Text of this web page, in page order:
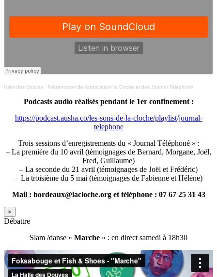
Halle des Douves · Présentation de l’association la Cloche et des Journal Téléphoné
Podcasts audio réalisés pendant le 1er confinement :
https://podcast.ausha.co/les-sons-de-la-cloche/playlist/journal-
telephone
Trois sessions d’enregistrements du « Journal Téléphoné » :
– La première du 10 avril (témoignages de Bernard, Morgane, Joël,
Fred, Guillaume)
– La seconde du 21 avril (témoignages de Joël et Frédéric)
– La troisième du 5 mai (témoignages de Fabienne et Hélène)
Mail : bordeaux@lacloche.org et téléphone : 07 67 25 31 43
×
Débattre
Slam /danse « Marche » : en direct samedi à 18h30